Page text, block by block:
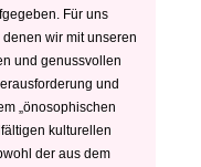
Für uns
wir mit unseren
und genussvollen
und
„önosophischen
kulturellen
der aus dem